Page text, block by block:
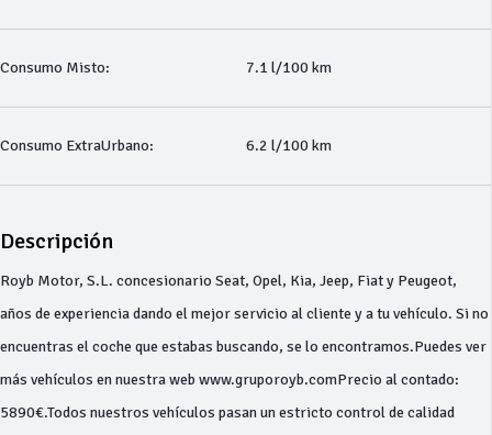
Consumo Misto: 7.1 l/100 km
Consumo ExtraUrbano: 6.2 l/100 km
Descripción
Royb Motor, S.L. concesionario Seat, Opel, Kia, Jeep, Fiat y Peugeot,
años de experiencia dando el mejor servicio al cliente y a tu vehículo. Si no
encuentras el coche que estabas buscando, se lo encontramos.Puedes ver
más vehículos en nuestra web www.gruporoyb.comPrecio al contado:
5890€.Todos nuestros vehículos pasan un estricto control de calidad